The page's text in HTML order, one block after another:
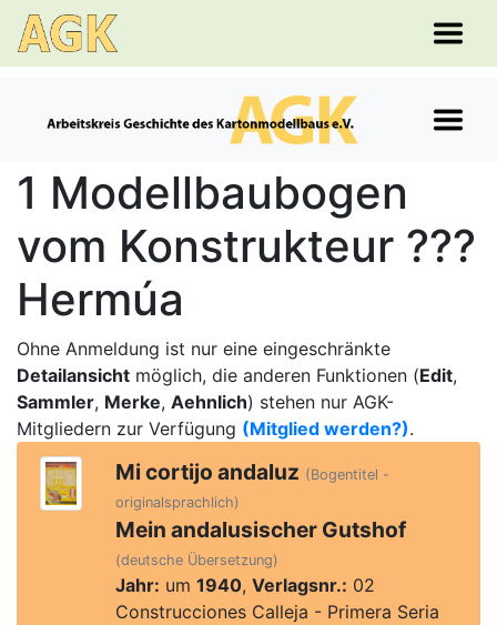
1 Modellbaubogen
vom Konstrukteur ???
Hermúa
Ohne Anmeldung ist nur eine eingeschränkte
Detailansicht möglich, die anderen Funktionen (Edit,
Sammler, Merke, Aehnlich) stehen nur AGK-
Mitgliedern zur Verfügung (Mitglied werden?).
Mi cortijo andaluz (Bogentitel -
originalsprachlich)
Mein andalusischer Gutshof
(deutsche Übersetzung)
Jahr: um 1940, Verlagsnr.: 02
Construcciones Calleja - Primera Seria